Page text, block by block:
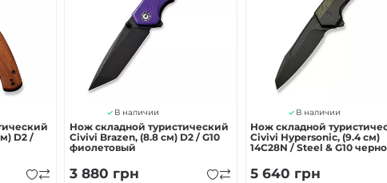
D2 /
В наличии
Нож складной туристический
Civivi Brazen, (8.8 см) D2 / G10
фиолетовый
3 880 грн
В наличии
Нож складной
Civivi Hypersonic, (9.4 см)
14C28N / Steel & G10
5 640 грн